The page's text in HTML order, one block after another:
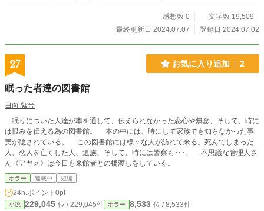
感想数 0
文字数 19,509
最終更新日 2024.07.07
登録日 2024.07.02
27 お気に入り追加 2
眠った者達の図書館
日向 紫音
眠りについた人達が本を通して、伝えられなかった恋心や無念、そして、時に
は恨みを伝える為の図書館。 本の中には、時にして家族でも知らなかった事
実が隠されている。 この図書館には様々な人が訪れて来る。死んでしまった
人、恋人を亡くした人、遺族、そして、時には警察も･･･。 不思議な管理人さ
ん《アヤメ》は今日も来館者との橋渡しをしている。
ホラー 連載中 短編
24h.ポイント 0pt
小説 229,045 位 / 229,045件 ホラー 8,533 位 / 8,533件